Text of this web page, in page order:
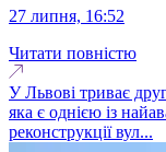
27 липня, 16:52
Читати повністю
У Львові триває
яка є однією із
реконструкції вул...